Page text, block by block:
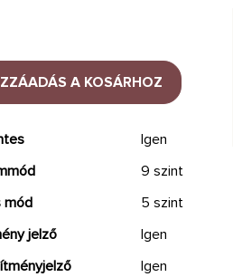
A KOSÁRHOZ
Igen
9 szint
mód
5 szint
jelző
Igen
Igen